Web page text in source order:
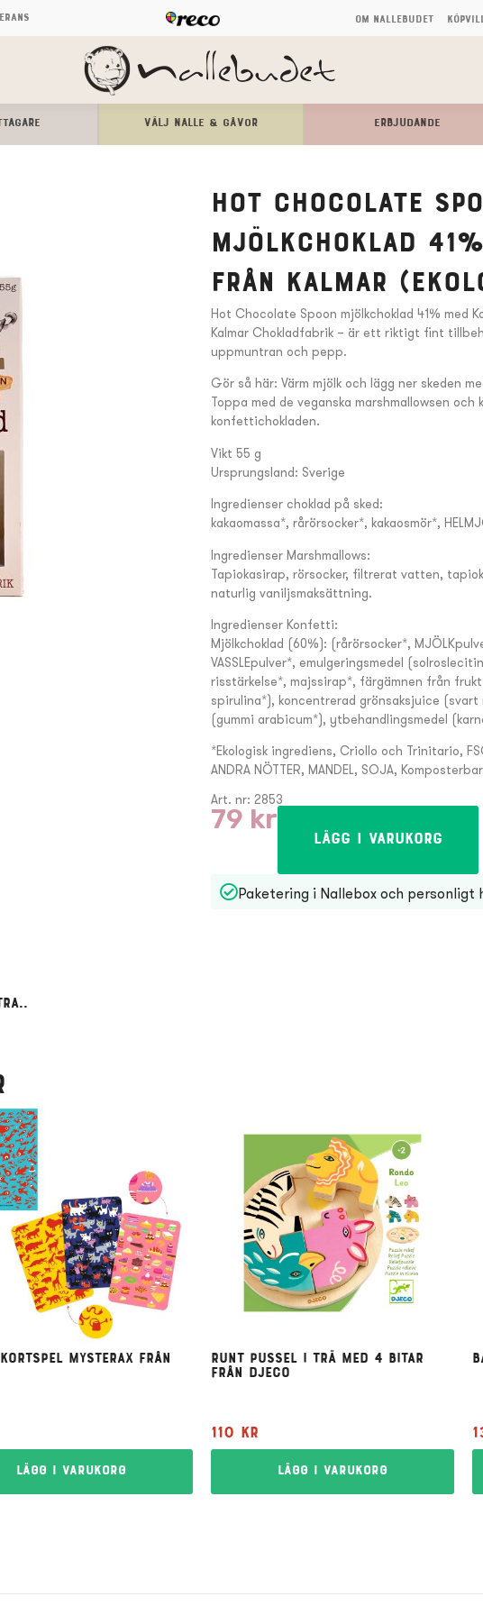
Om Nallebudet
Välj Nalle & Gåvor ERBJUDANDE
Hot Chocolate
mjölkchoklad
från Kalmar
Hot Chocolate Spoon mjölkchoklad 41% med
Kalmar Chokladfabrik – är ett riktigt fint
uppmuntran och pepp.
Gör så här: Värm mjölk och lägg ner skeden
Toppa med de veganska marshmallowsen och
konfettichokladen.
Vikt 55 g
Ursprungsland: Sverige
Ingredienser choklad på sked:
kakaomassa*, rårörsocker*, kakaosmör*,
Ingredienser Marshmallows:
Tapiokasirap, rörsocker, filtrerat vatten,
naturlig vaniljsmaksättning.
Ingredienser Konfetti:
Mjölkchoklad (60%): (rårörsocker*,
VASSLEpulver*, emulgeringsmedel
risstärkelse*, majssirap*, färgämnen från
spirulina*), koncentrerad grönsaksjuice
(gummi arabicum*), ytbehandlingsmedel
*Ekologisk ingrediens, Criollo och Trinitario,
ANDRA NÖTTER, MANDEL, SOJA,
Art. nr: 2853
79 kr
Lägg i varukorg
Paketering i Nallebox och
Mysterax från
Lägg i varukorg
Runt pussel i trä med 4 bitar
från Djeco
110 kr
Lägg i varukorg